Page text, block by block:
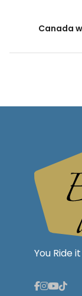
Canada
You Ride